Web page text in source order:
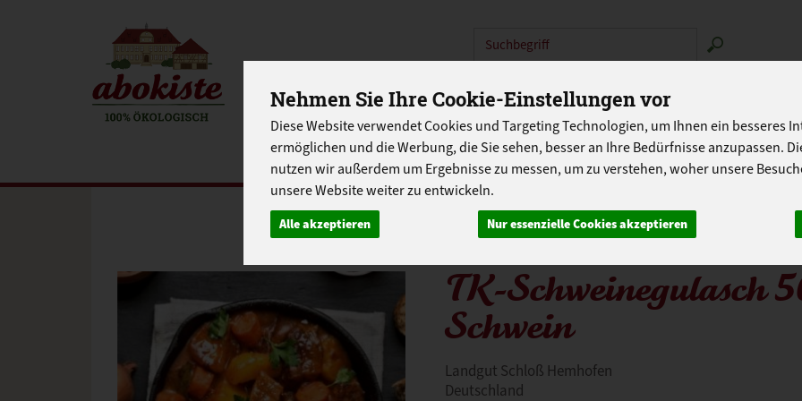
Nehmen Sie Ihre Cookie-Einstellungen vor
Diese Website verwendet Cookies und Targeting Technologien, um Ihnen ein besseres
ermöglichen und die Werbung, die Sie sehen, besser an Ihre Bedürfnisse anzupassen.
nutzen wir außerdem um Ergebnisse zu messen, um zu verstehen, woher unsere
unsere Website weiter zu entwickeln.
Alle akzeptieren Nur essenzielle Cookies akzeptieren
Produkt
EINKAUFEN ABOKISTEN SO GEHT'S ÜBER UNS
EU-SCHULPROGRAMM
TK-Schweinegulasch
Schwein
Landgut Schloß Hemhofen
Deutschland